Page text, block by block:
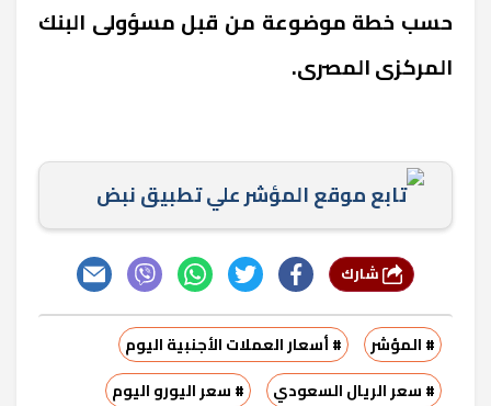
حسب خطة موضوعة من قبل مسؤولى البنك
المركزى المصرى.
تابع موقع المؤشر علي تطبيق نبض
# المؤشر
# أسعار العملات الأجنبية اليوم
# سعر الريال السعودي
# سعر اليورو اليوم